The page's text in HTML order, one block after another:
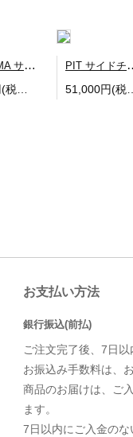
KURIKOMA サイドチェア PIT
お支払い方法
銀行振込(前払)
ご注文完了後、7日
お振込み手数料は、
商品のお届けは、ご
ます。
7日以内にご入金の